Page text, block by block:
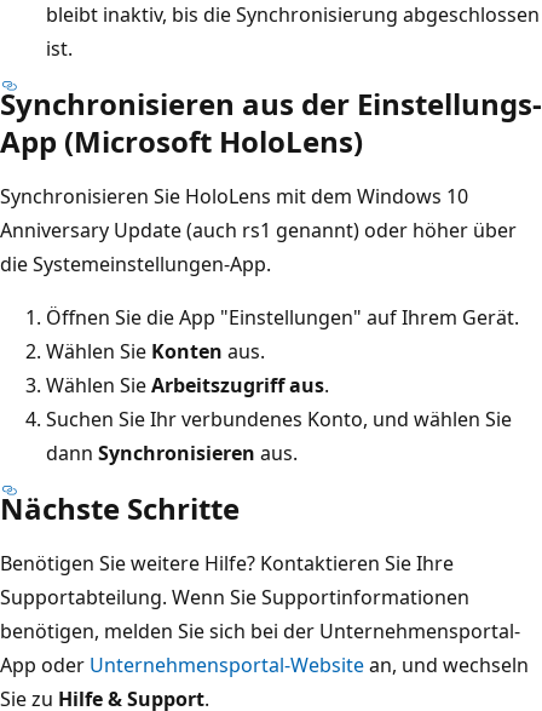
bleibt inaktiv, bis die Synchronisierung abgeschlossen
ist.
Synchronisieren aus der Einstellungs-
App (Microsoft HoloLens)
Synchronisieren Sie HoloLens mit dem Windows 10
Anniversary Update (auch rs1 genannt) oder höher über
die Systemeinstellungen-App.
Öffnen Sie die App "Einstellungen" auf Ihrem Gerät.
Wählen Sie Konten aus.
Wählen SieArbeitszugriff aus.
Suchen Sie Ihr verbundenes Konto, und wählen Sie
dann Synchronisieren aus.
Nächste Schritte
Benötigen Sie weitere Hilfe? Kontaktieren Sie Ihre
Supportabteilung. Wenn Sie Supportinformationen
benötigen, melden Sie sich bei der Unternehmensportal-
App oder Unternehmensportal-Websitean, und wechseln
Sie zu Hilfe & Support.